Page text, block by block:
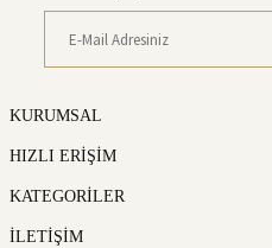
KURUMSAL
HIZLI ERİŞİM
KATEGORİLER
İLETİŞİM